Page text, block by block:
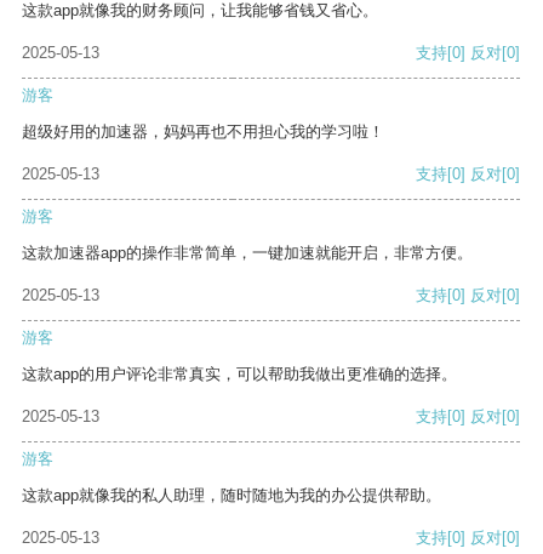
这款app就像我的财务顾问，让我能够省钱又省心。
2025-05-13 支持[0] 反对[0]
游客
超级好用的加速器，妈妈再也不用担心我的学习啦！
2025-05-13 支持[0] 反对[0]
游客
这款加速器app的操作非常简单，一键加速就能开启，非常方便。
2025-05-13 支持[0] 反对[0]
游客
这款app的用户评论非常真实，可以帮助我做出更准确的选择。
2025-05-13 支持[0] 反对[0]
游客
这款app就像我的私人助理，随时随地为我的办公提供帮助。
2025-05-13 支持[0] 反对[0]